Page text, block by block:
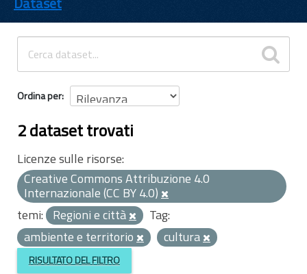
TEMI
INFORMAZIONI
Ordina per
2 dataset trovati
Licenze sulle risorse:
Creative Commons Attribuzione 4.0
Internazionale (CC BY 4.0)
temi: Regioni e città
Tag:
ambiente e territorio
cultura
RISULTATO DEL FILTRO